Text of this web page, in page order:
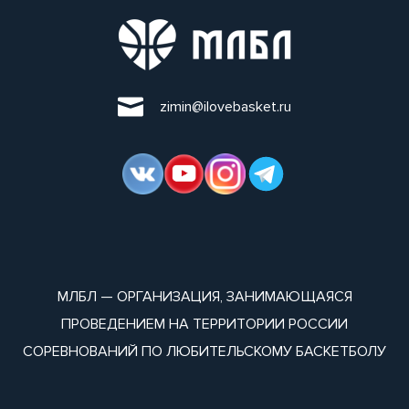
zimin@ilovebasket.ru
МЛБЛ — ОРГАНИЗАЦИЯ, ЗАНИМАЮЩАЯСЯ
ПРОВЕДЕНИЕМ НА ТЕРРИТОРИИ РОССИИ
СОРЕВНОВАНИЙ ПО ЛЮБИТЕЛЬСКОМУ БАСКЕТБОЛУ